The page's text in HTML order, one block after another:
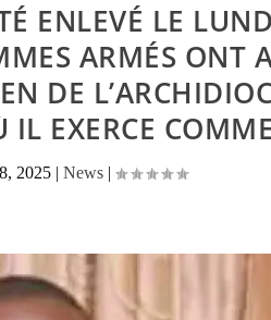
ENLEVÉ LE
ARMÉS ONT
DE
EXERCE
2025 |News |